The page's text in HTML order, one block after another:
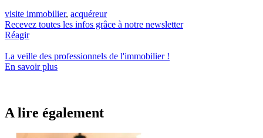
visite immobilier, acquéreur
Recevez toutes les infos grâce à notre newsletter
Réagir
La veille des professionnels de l'immobilier!
En savoir plus
A lire également